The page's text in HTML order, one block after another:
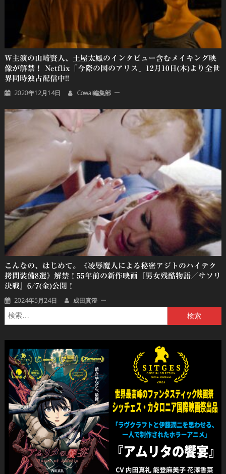
Ｗ主演の山﨑賢人、土屋太鳳のインタビュー含むメイキング映
像が解禁！ Netflix「今際の国のアリス」12月10日(木)より全世
界同時独占配信中!!
2020年12月14日 Cowai編集部
こんなの、はじめて。《凌辱魔人による秘密アジトのハイテク
拷問装備8選》解禁！55年前の新作映画『男女残酷物語／サソリ
決戦』6/7(金)公開！
2024年5月24日 成田真澄
索: